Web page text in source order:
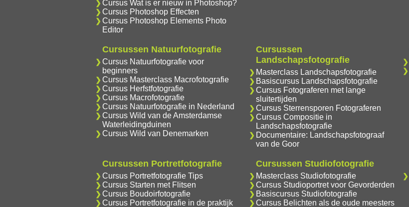
Cursus Wat is er nieuw in Photoshop?
Cursus Photoshop Effecten
Cursus Photoshop Elements Photo
Editor
Cursussen Natuurfotografie
Cursus Natuurfotografie voor
beginners
Cursus Masterclass Macrofotografie
Cursus Herfstfotografie
Cursus Macrofotografie
Cursus Natuurfotografie in Nederland
Cursus Wild van de Amsterdamse
Waterleidingduinen
Cursus Wild van Denemarken
Cursussen
Landschapsfotografie
Masterclass Landschapsfotografie
Basiscursus Landschapsfotografie
Cursus Fotograferen met lange
sluitertijden
Cursus Sterrensporen Fotograferen
Cursus Compositie in
Landschapsfotografie
Documentaire: Landschapsfotograaf
van de Goor
Cursussen Portretfotografie
Cursus Portretfotografie Tips
Cursus Starten met Flitsen
Cursus Boudoirfotografie
Cursus Portretfotografie in de praktijk
Cursussen Studiofotografie
Masterclass Studiofotografie
Cursus Studioportret voor Gevorderden
Basiscursus Studiofotografie
Cursus Belichten als de oude meesters